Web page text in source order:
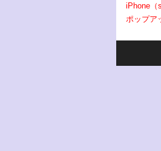
iPhone（
ポップア